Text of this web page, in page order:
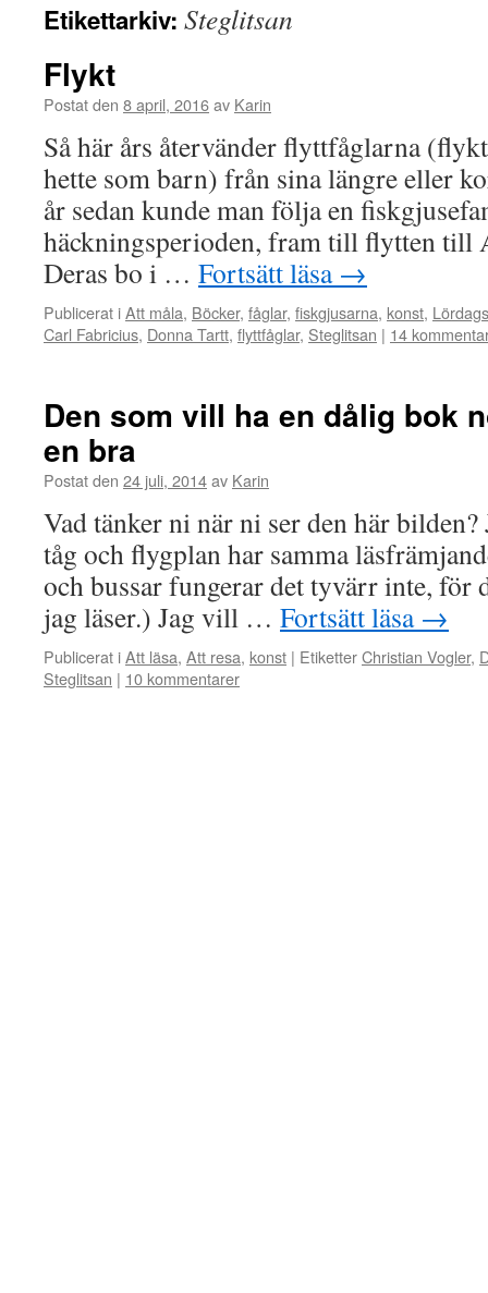
Etikettarkiv: Steglitsan
Flykt
Postat den 8 april, 2016av Karin
Så här års återvänder flyttfåglarna
hette som barn) från sina längre eller
år sedan kunde man följa en
häckningsperioden, fram till flytten till
Deras bo i … Fortsätt läsa →
Publicerat iAtt måla, Böcker, fåglar, fiskgjusarna, konst,
Carl Fabricius, Donna Tartt, flyttfåglar, Steglitsan | 14
Den som vill ha en dålig bok
en bra
Postat den 24 juli, 2014av Karin
Vad tänker ni när ni ser den här
tåg och flygplan har samma
och bussar fungerar det tyvärr inte, för
jag läser.) Jag vill … Fortsätt läsa →
Publicerat iAtt läsa, Att resa, konst | EtiketterChristian Vogler,
Steglitsan | 10 kommentarer